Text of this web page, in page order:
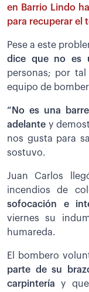
en Barrio Lindo
para recuperar el
Pese a este
dice que no es
personas; por
equipo de
“No es una
adelante y
nos gusta para
sostuvo.
Juan Carlos
incendios de
sofocación e
viernes su
humareda.
El bombero
parte de su
carpinteríay